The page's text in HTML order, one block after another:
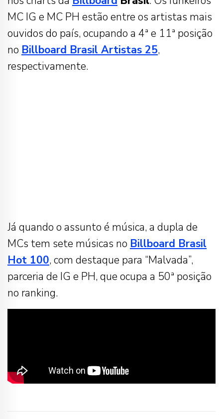
MC IG e MC PH estão entre os artistas mais
ouvidos do país, ocupando a 4ª e 11ª posição
no Billboard Brasil Artistas 25,
respectivamente.
Já quando o assunto é música, a dupla de
MCs tem sete músicas no Billboard Brasil
Hot 100, com destaque para “Malvada”,
parceria de IG e PH, que ocupa a 50ª posição
no ranking.